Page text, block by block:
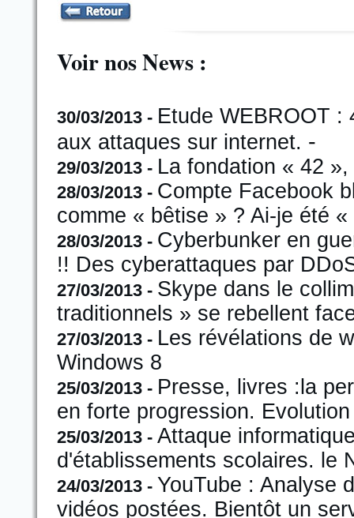
Voir nos News :
30/03/2013 - Etude WEBROOT :
aux attaques sur internet. -
29/03/2013 - La fondation « 42
28/03/2013 - Compte Facebook
comme « bêtise » ? Ai-je été
28/03/2013 - Cyberbunker en
!! Des cyberattaques par
27/03/2013 - Skype dans le
traditionnels » se rebellent
27/03/2013 - Les révélations de
Windows 8
25/03/2013 - Presse, livres :la
en forte progression.
25/03/2013 - Attaque
d'établissements scolaires. le
24/03/2013 - YouTube : Analyse
vidéos postées. Bientôt un